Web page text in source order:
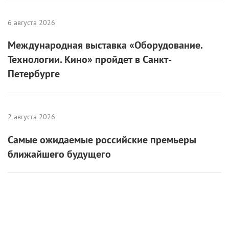
6 августа 2026
Международная выставка «Оборудование.
Технологии. Кино» пройдет в Санкт-
Петербурге
2 августа 2026
Самые ожидаемые российские премьеры
ближайшего будущего